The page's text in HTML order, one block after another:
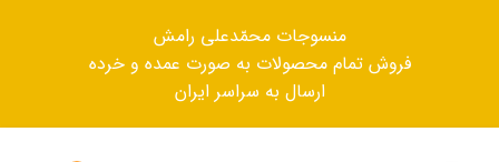
منسوجات محمّدعلی رامش
فروش تمام محصولات به صورت عمده و خرده
ارسال به سراسر ایران